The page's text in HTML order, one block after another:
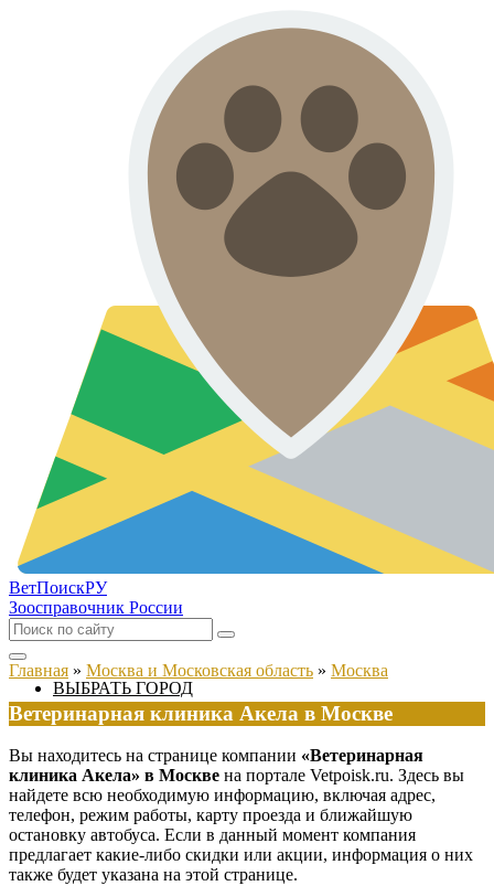
ВетПоискРУ
Зоосправочник России
ВЫБРАТЬ ГОРОД
Главная » Москва и Московская область » Москва
Ветеринарная клиника Акела в Москве
Вы находитесь на странице компании «Ветеринарная
клиника Акела» в Москве на портале Vetpoisk.ru. Здесь вы
найдете всю необходимую информацию, включая адрес,
телефон, режим работы, карту проезда и ближайшую
остановку автобуса. Если в данный момент компания
предлагает какие-либо скидки или акции, информация о них
также будет указана на этой странице.